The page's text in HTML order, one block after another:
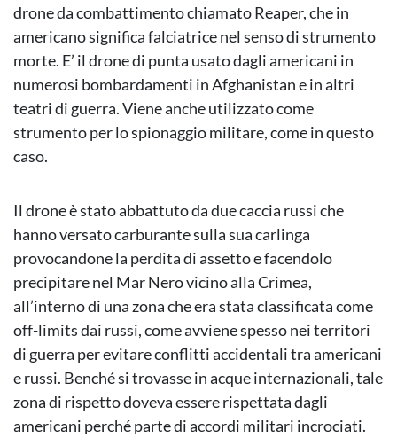
drone da combattimento chiamato Reaper, che in
americano significa falciatrice nel senso di strumento
morte. E’ il drone di punta usato dagli americani in
numerosi bombardamenti in Afghanistan e in altri
teatri di guerra. Viene anche utilizzato come
strumento per lo spionaggio militare, come in questo
caso.
Il drone è stato abbattuto da due caccia russi che
hanno versato carburante sulla sua carlinga
provocandone la perdita di assetto e facendolo
precipitare nel Mar Nero vicino alla Crimea,
all’interno di una zona che era stata classificata come
off-limits dai russi, come avviene spesso nei territori
di guerra per evitare conflitti accidentali tra americani
e russi. Benché si trovasse in acque internazionali, tale
zona di rispetto doveva essere rispettata dagli
americani perché parte di accordi militari incrociati.